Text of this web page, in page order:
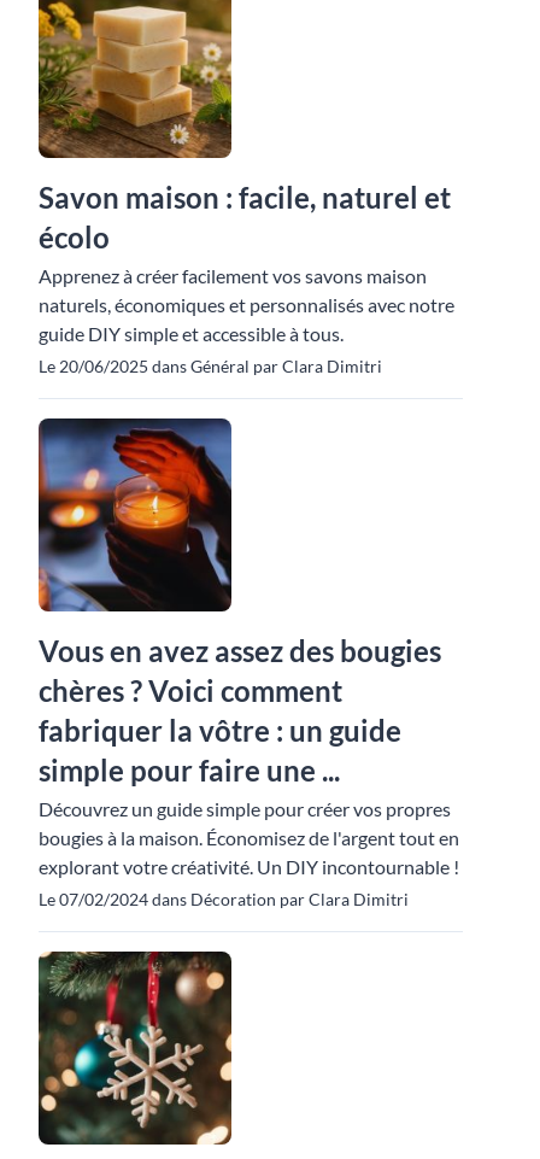
Savon maison : facile, naturel et
écolo
Apprenez à créer facilement vos savons maison
naturels, économiques et personnalisés avec notre
guide DIY simple et accessible à tous.
Le 20/06/2025 dans Général par Clara Dimitri
Vous en avez assez des bougies
chères ? Voici comment
fabriquer la vôtre : un guide
simple pour faire une ...
Découvrez un guide simple pour créer vos propres
bougies à la maison. Économisez de l'argent tout en
explorant votre créativité. Un DIY incontournable !
Le 07/02/2024 dans Décoration par Clara Dimitri